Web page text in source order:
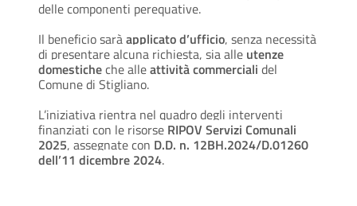
delle componenti perequative.
Il beneficio saràapplicato d’ufficio, senza necessità
di presentare alcuna richiesta, sia alle utenze
domesticheche alleattività commerciali del
Comune di Stigliano.
L’iniziativa rientra nel quadro degli interventi
finanziati con le risorse RIPOV Servizi Comunali
2025, assegnate con D.D. n. 12BH.2024/D.01260
dell’11 dicembre 2024.